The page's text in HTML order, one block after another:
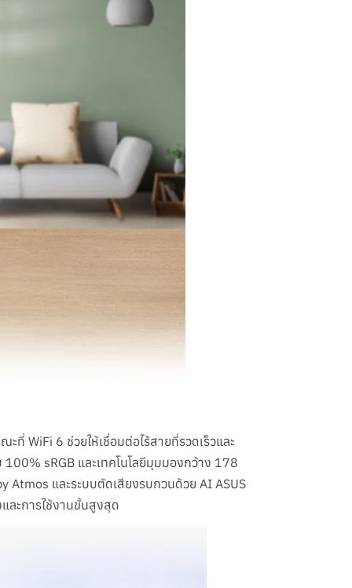
ที่ WiFi 6 ช่วยให้เชื่อมต่อไร้สายที่รวดเร็วและ
sRGB และเทคโนโลยีมุมมองกว้าง 178
Atmos และระบบตัดเสียงรบกวนด้วย AI ASUS
ละการใช้งานขั้นสูงสุด